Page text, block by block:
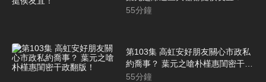
55分鐘
第103集 高虹安好朋友關心市政私
約喬事？ 葉元之嗆朴槿惠閨密干政
翻版！
55分鐘